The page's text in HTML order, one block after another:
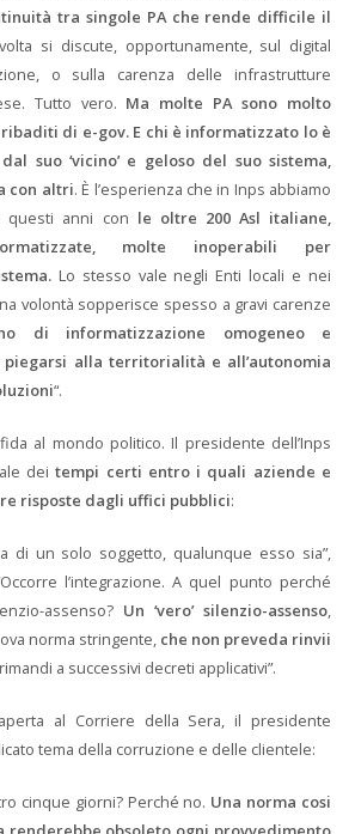
tra singole PA che rende difficile il
si discute, opportunamente, sul digital
o sulla carenza delle infrastrutture
Tutto vero. Ma molte PA sono molto
di e-gov. E chi è informatizzato lo è
suo ‘vicino’ e geloso del suo sistema,
con altri. È l’esperienza che in Inps abbiamo
questi anni con le oltre 200 Asl italiane,
molte inoperabili per
Lo stesso vale negli Enti locali e nei
volontà sopperisce spesso a gravi carenze
di informatizzazione omogeneo e
alla territorialità e all’autonomia
“.
al mondo politico. Il presidente dell’Inps
deitempi certi entro i quali aziende e
risposte dagli uffici pubblici:
di un solo soggetto, qualunque esso sia”,
l’integrazione. A quel punto perché
assenso? Un ‘vero’ silenzio-assenso,
norma stringente, che non preveda rinvii
a successivi decreti applicativi”.
al Corriere della Sera, il presidente
tema della corruzione e delle clientele:
cinque giorni? Perché no. Una norma cosi